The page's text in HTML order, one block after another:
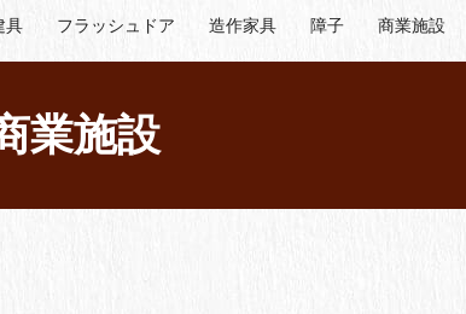
具 フラッシュドア 造作家具 障子 商業施設
業施設